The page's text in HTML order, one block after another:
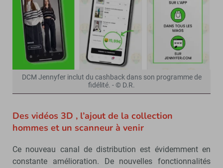
DCM Jennyfer inclut du cashback dans son programme de
fidélité. - © D.R.
Des vidéos 3D , l’ajout de la collection
hommes et un scanneur à venir
Ce nouveau canal de distribution est évidemment en
constante amélioration. De nouvelles fonctionnalités